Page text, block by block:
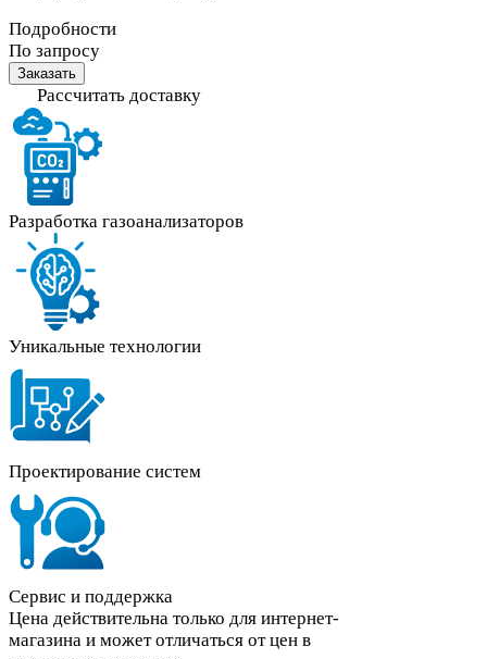
Подробности
По запросу
Заказать
Рассчитать доставку
Разработка газоанализаторов
Уникальные технологии
Проектирование систем
Сервис и поддержка
Цена действительна только для интернет-
магазина и может отличаться от цен в